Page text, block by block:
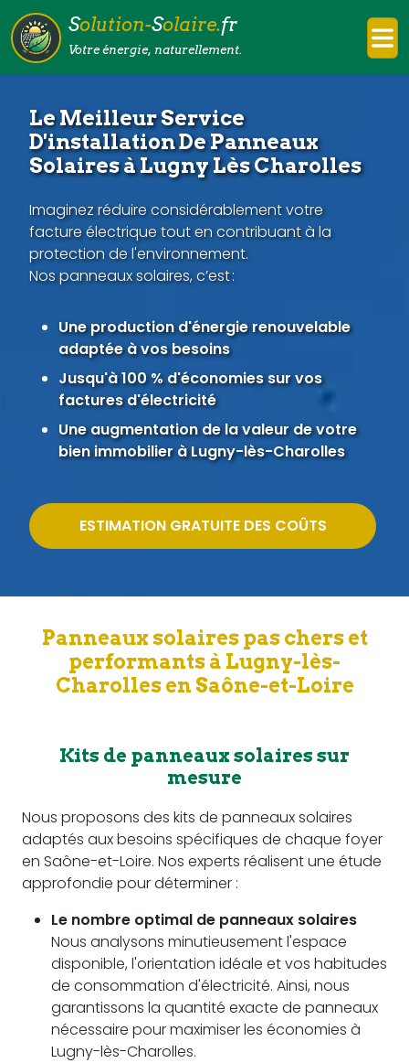
Solution-Solaire.fr
Votre énergie, naturellement.
Le Meilleur Service
D'installation De Panneaux
Solaires à Lugny Lès Charolles
Imaginez réduire considérablement votre
facture électrique tout en contribuant à la
protection de l'environnement.
Nos panneaux solaires, c’est :
Une production d'énergie renouvelable
adaptée à vos besoins
Jusqu'à 100 % d'économies sur vos
factures d'électricité
Une augmentation de la valeur de votre
bien immobilier à Lugny-lès-Charolles
ESTIMATION GRATUITE DES COÛTS
Panneaux solaires pas chers et
performants à Lugny-lès-
Charolles en Saône-et-Loire
Kits de panneaux solaires sur
mesure
Nous proposons des kits de panneaux solaires
adaptés aux besoins spécifiques de chaque foyer
en Saône-et-Loire. Nos experts réalisent une étude
approfondie pour déterminer :
Le nombre optimal de panneaux solaires
Nous analysons minutieusement l'espace
disponible, l'orientation idéale et vos habitudes
de consommation d'électricité. Ainsi, nous
garantissons la quantité exacte de panneaux
nécessaire pour maximiser les économies à
Lugny-lès-Charolles.